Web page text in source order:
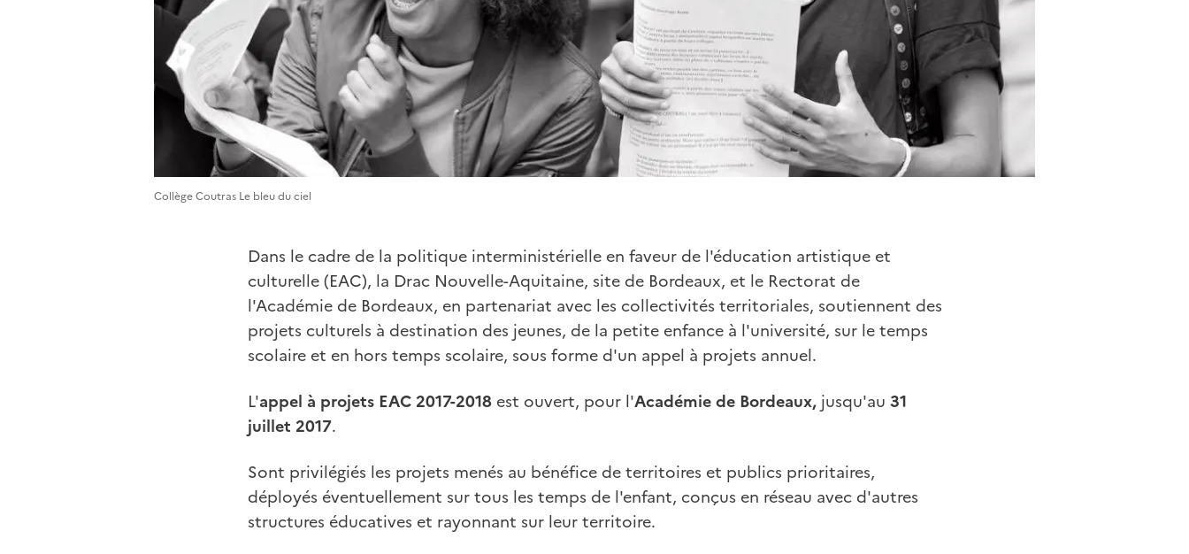
Collège Coutras Le bleu du ciel
Dans le cadre de la politique interministérielle en faveur de l'éducation artistique et
culturelle (EAC), la Drac Nouvelle-Aquitaine, site de Bordeaux, et le Rectorat de
l'Académie de Bordeaux, en partenariat avec les collectivités territoriales, soutiennent des
projets culturels à destination des jeunes, de la petite enfance à l'université, sur le temps
scolaire et en hors temps scolaire, sous forme d'un appel à projets annuel.
L'appel à projets EAC 2017-2018 est ouvert, pour l'Académie de Bordeaux, jusqu'au 31
juillet 2017.
Sont privilégiés les projets menés au bénéfice de territoires et publics prioritaires,
déployés éventuellement sur tous les temps de l'enfant, conçus en réseau avec d'autres
structures éducatives et rayonnant sur leur territoire.